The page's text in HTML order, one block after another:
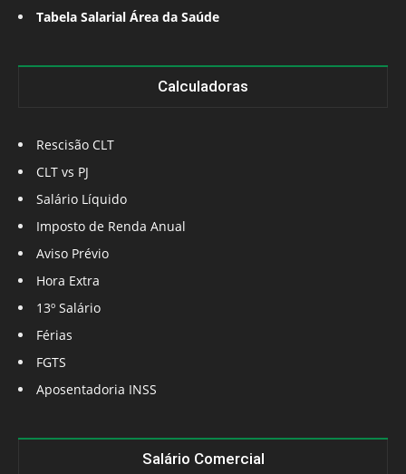
Tabela Salarial Área da Saúde
Calculadoras
Rescisão CLT
CLT vs PJ
Salário Líquido
Imposto de Renda Anual
Aviso Prévio
Hora Extra
13º Salário
Férias
FGTS
Aposentadoria INSS
Salário Comercial